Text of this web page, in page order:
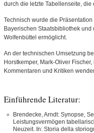
durch die letzte Tabellenseite,
Technisch wurde die
Bayerischen Staatsbibliothek
Wolfenbüttel ermöglicht.
An der technischen Umsetzung
Horstkemper, Mark-Oliver
Kommentaren und Kritiken
Einführende Literatur:
Brendecke, Arndt: Synopse,
Leistungsvermögen
Neuzeit. In: Storia della